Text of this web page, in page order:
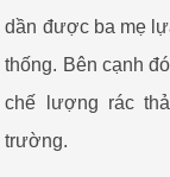
dần được ba mẹ
thống. Bên cạnh
chế lượng rác
trường.